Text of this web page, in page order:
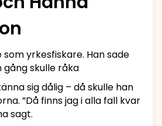
yrkesfiskare. Han sade
skulle råka
sig dålig – då skulle han
”Då finns jag i alla fall kvar
sagt.